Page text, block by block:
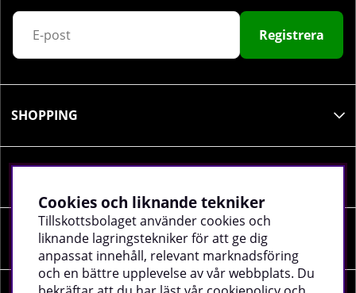
Registrera
SHOPPING
SOCIALA MEDIER
Cookies och liknande tekniker
Tillskottsbolaget använder cookies och
liknande lagringstekniker för att ge dig
anpassat innehåll, relevant marknadsföring
och en bättre upplevelse av vår webbplats. Du